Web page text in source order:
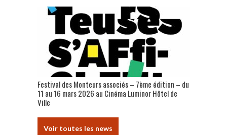
Festival des Monteurs associés – 7ème édition – du
11 au 16 mars 2026 au Cinéma Luminor Hôtel de
Ville
Voir toutes les news